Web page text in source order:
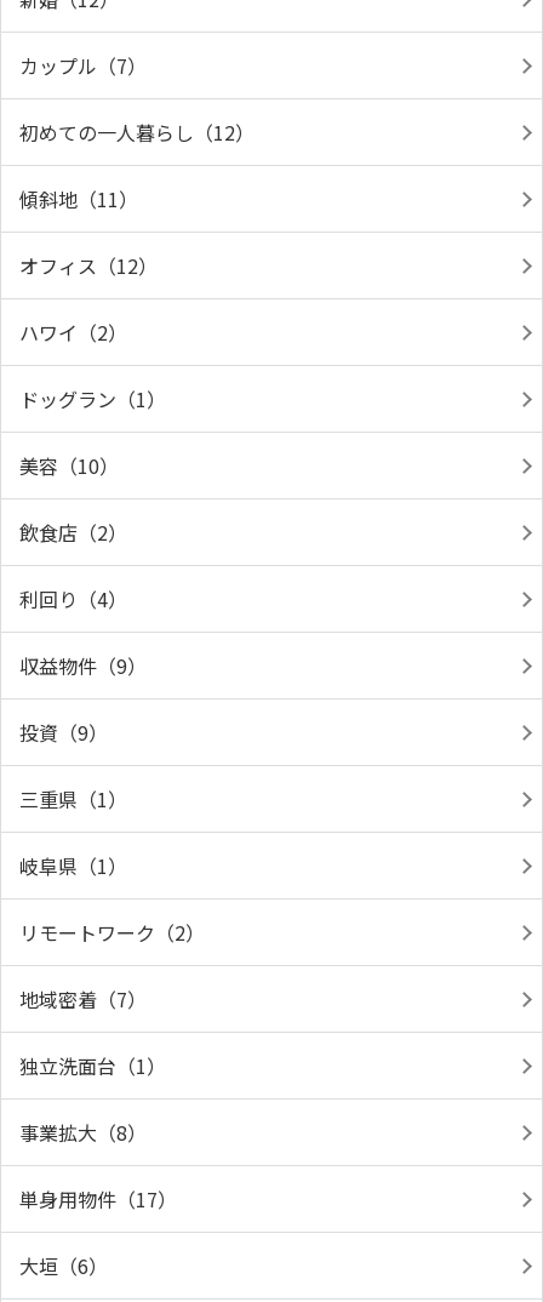
カップル（7）
初めての一人暮らし（12）
傾斜地（11）
オフィス（12）
ハワイ（2）
ドッグラン（1）
美容（10）
飲食店（2）
利回り（4）
収益物件（9）
投資（9）
三重県（1）
岐阜県（1）
リモートワーク（2）
地域密着（7）
独立洗面台（1）
事業拡大（8）
単身用物件（17）
大垣（6）